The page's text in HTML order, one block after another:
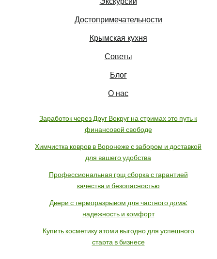
Достопримечательности
Крымская кухня
Советы
Блог
О нас
Заработок через Друг Вокруг на стримах это путь к
финансовой свободе
Химчистка ковров в Воронеже с забором и доставкой
для вашего удобства
Профессиональная грщ сборка с гарантией
качества и безопасностью
Двери с терморазрывом для частного дома:
надежность и комфорт
Купить косметику атоми выгодно для успешного
старта в бизнесе